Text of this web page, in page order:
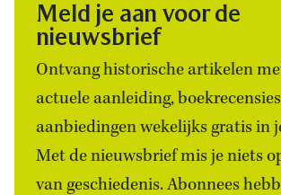
Meld je aan voor de
nieuwsbrief
Ontvang historische artikelen
actuele aanleiding,
aanbiedingen wekelijks gratis in
Met de nieuwsbrief mis je niets
van geschiedenis. Abonnees